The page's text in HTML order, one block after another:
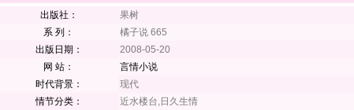
出版社：
果树
系 列：
橘子说 665
出版日期：
2008-05-20
网 站：
言情小说
时代背景：
现代
情节分类：
近水楼台,日久生情